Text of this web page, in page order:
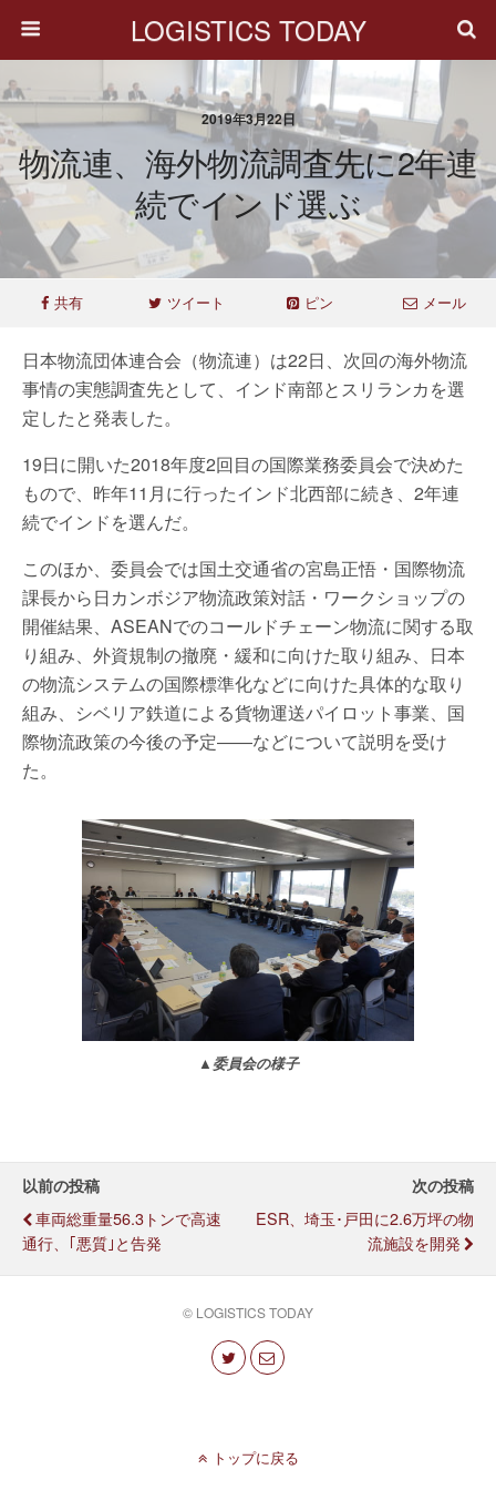
LOGISTICS TODAY
2019年3月22日
物流連、海外物流調査先に2年連
続でインド選ぶ
共有 ツイート ピン メール
日本物流団体連合会（物流連）は22日、次回の海外物流
事情の実態調査先として、インド南部とスリランカを選
定したと発表した。
19日に開いた2018年度2回目の国際業務委員会で決めた
もので、昨年11月に行ったインド北西部に続き、2年連
続でインドを選んだ。
このほか、委員会では国土交通省の宮島正悟・国際物流
課長から日カンボジア物流政策対話・ワークショップの
開催結果、ASEANでのコールドチェーン物流に関する取
り組み、外資規制の撤廃・緩和に向けた取り組み、日本
の物流システムの国際標準化などに向けた具体的な取り
組み、シベリア鉄道による貨物運送パイロット事業、国
際物流政策の今後の予定――などについて説明を受け
た。
▲委員会の様子
以前の投稿
車両総重量56.3トンで高速
通行、｢悪質｣と告発
次の投稿
ESR、埼玉･戸田に2.6万坪の物
流施設を開発
© LOGISTICS TODAY
トップに戻る